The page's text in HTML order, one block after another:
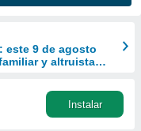
este 9 de agosto
y altruista
Instalar